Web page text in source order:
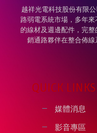
越祥光電科技股份有限
路弱電系統市場，多年
的線材及週邊配件，完
銷通路夥伴在整合佈線
QUICK LINKS
媒體消息
影音專區